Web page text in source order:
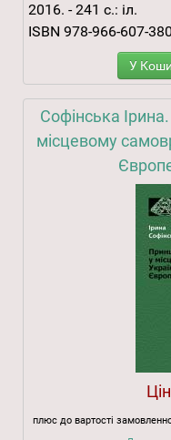
2016. - 241 с.: іл.
ISBN 978-966-607-
У
Софінська
місцевому
плюс до вартості